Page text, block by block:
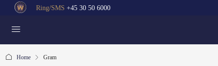
Ring/SMS +45 30 50 6000
Home Gram